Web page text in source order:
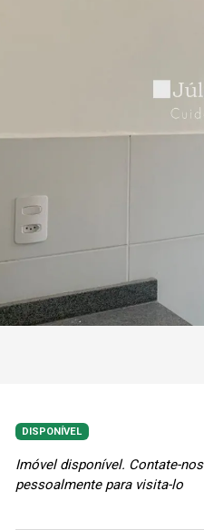
DISPONÍVEL
Imóvel disponível. Contate-nos
pessoalmente para visita-lo